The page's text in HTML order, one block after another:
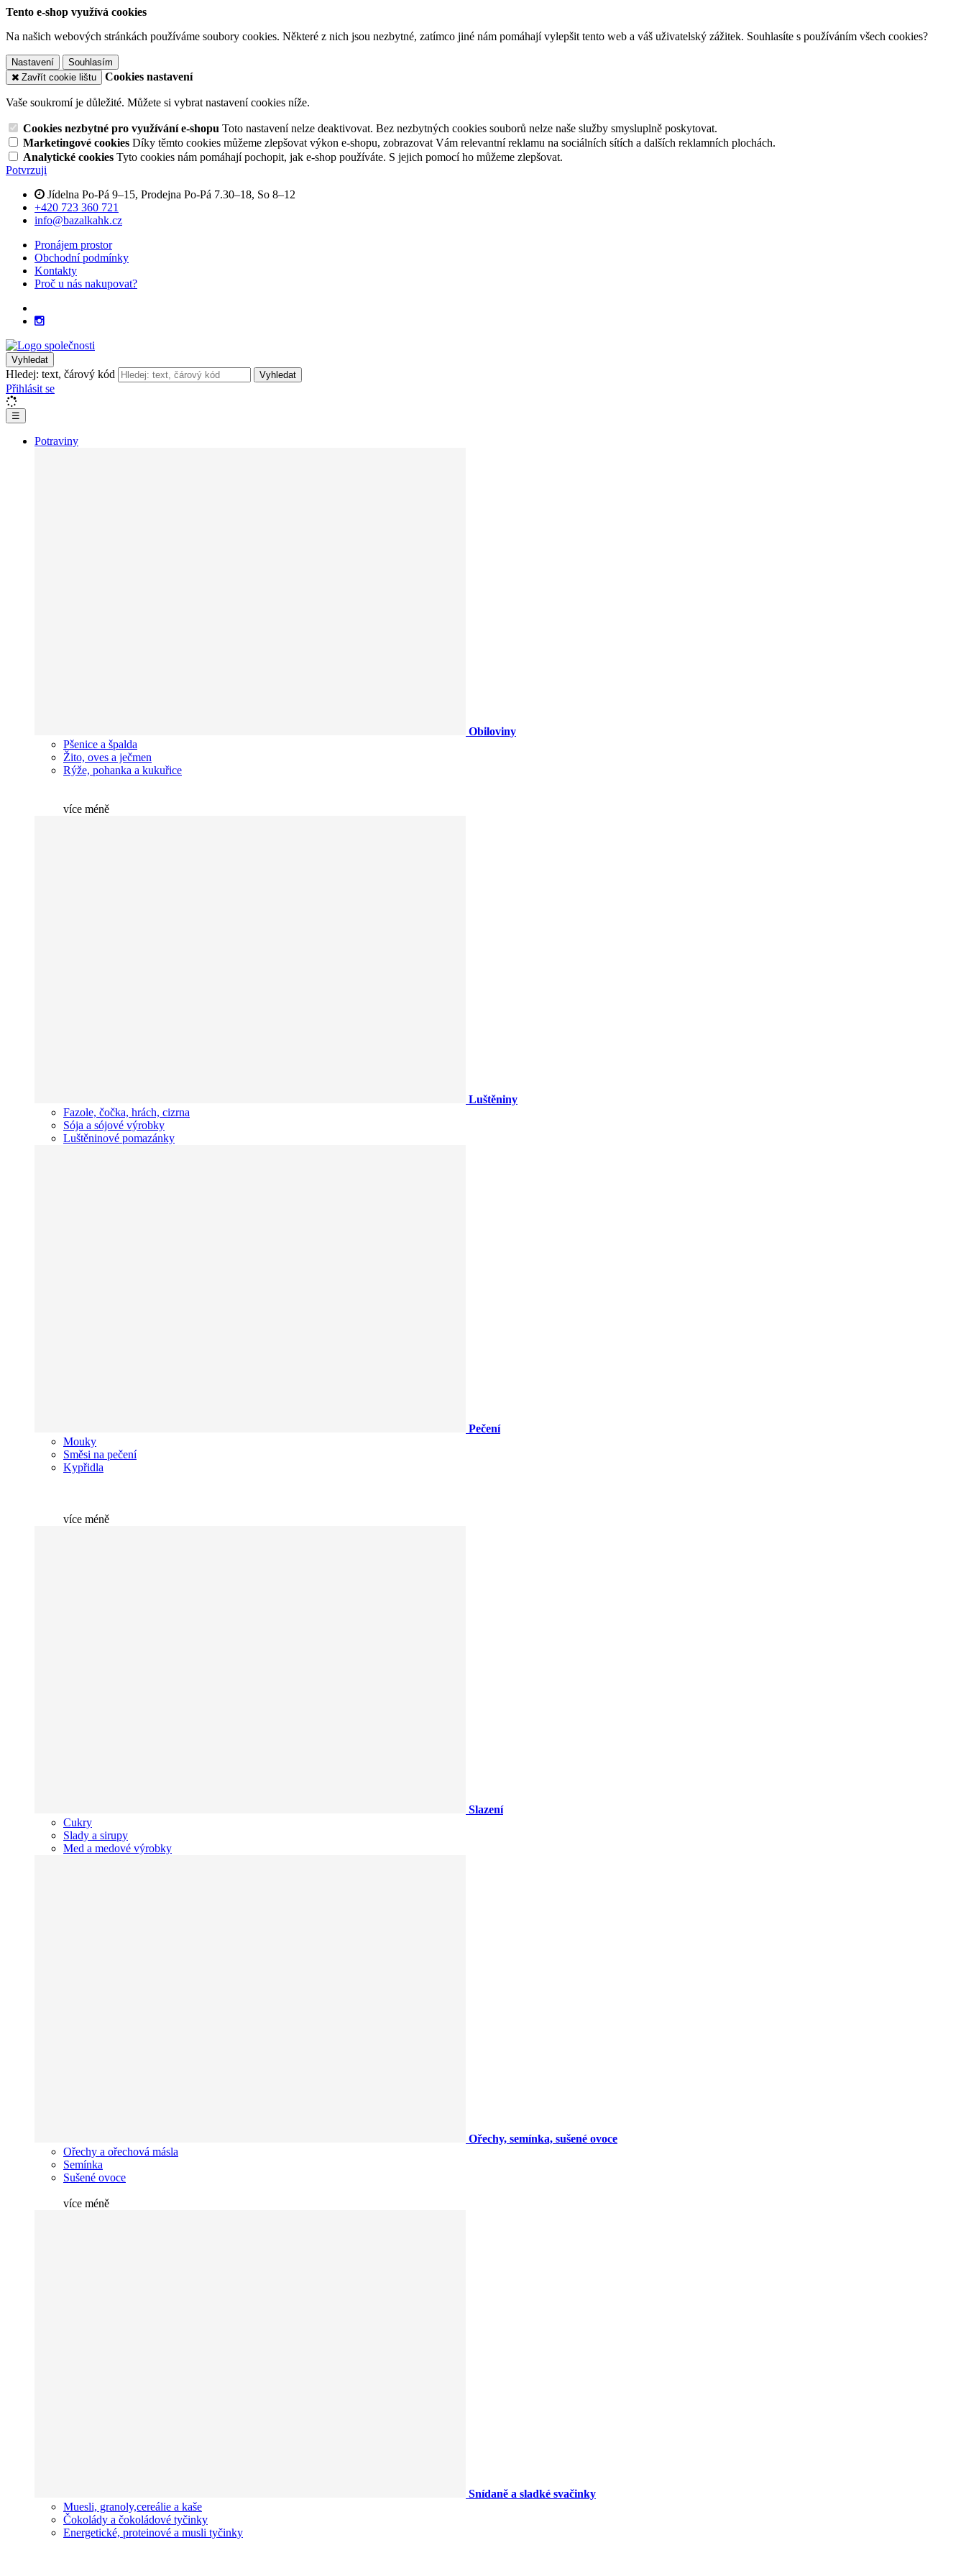
Tento e-shop využívá cookies
Na našich webových stránkách používáme soubory cookies. Některé z nich jsou nezbytné, zatímco jiné nám pomáhají vylepšit tento web a váš uživatelský zážitek. Souhlasíte s používáním všech cookies?
Nastavení
Souhlasím
Zavřít cookie lištu
Cookies nastavení
Vaše soukromí je důležité. Můžete si vybrat nastavení cookies níže.
Cookies nezbytné pro využívání e-shopu Toto nastavení nelze deaktivovat. Bez nezbytných cookies souborů nelze naše služby smysluplně poskytovat.
Marketingové cookies Díky těmto cookies můžeme zlepšovat výkon e-shopu, zobrazovat Vám relevantní reklamu na sociálních sítích a dalších reklamních plochách.
Analytické cookies Tyto cookies nám pomáhají pochopit, jak e-shop používáte. S jejich pomocí ho můžeme zlepšovat.
Potvrzuji
Jídelna Po-Pá 9–15, Prodejna Po-Pá 7.30–18, So 8–12
+420 723 360 721
info@bazalkahk.cz
Pronájem prostor
Obchodní podmínky
Kontakty
Proč u nás nakupovat?
Vyhledat
Hledej: text, čárový kód Vyhledat
Přihlásit se
☰
Potraviny
Obiloviny
Pšenice a špalda
Žito, oves a ječmen
Rýže, pohanka a kukuřice
více méně
Luštěniny
Fazole, čočka, hrách, cizrna
Sója a sójové výrobky
Luštěninové pomazánky
Pečení
Mouky
Směsi na pečení
Kypřidla
více méně
Slazení
Cukry
Slady a sirupy
Med a medové výrobky
Ořechy, semínka, sušené ovoce
Ořechy a ořechová másla
Semínka
Sušené ovoce
více méně
Snídaně a sladké svačinky
Muesli, granoly,cereálie a kaše
Čokolády a čokoládové tyčinky
Energetické, proteinové a musli tyčinky